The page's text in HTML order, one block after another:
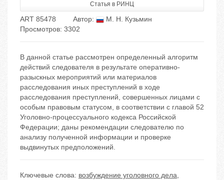
Статья в РИНЦ
ART 85478 Автор:
М. Н. Кузьмин
Просмотров: 3302
В данной статье рассмотрен определенный алгоритм
действий следователя в результате оперативно-
разыскных мероприятий или материалов
расследования иных преступлений в ходе
расследования преступлений, совершенных лицами с
особым правовым статусом, в соответствии с главой 52
Уголовно-процессуального кодекса Российской
Федерации; даны рекомендации следователю по
анализу полученной информации и проверке
выдвинутых предположений.
Ключевые слова: возбуждение уголовного дела,